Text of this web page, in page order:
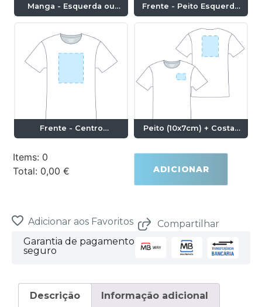
Manga - Esquerda ou
Direita (10x7cm)
Frente - Peito Esquerdo
(10x7cm)
Frente - Centro
(28x20cm)
Peito (10x7cm) + Costas
(28x20cm)
Items: 0
Total: 0,00 €
is
0,00 €
ADICIONAR
Adicionar aos Favoritos
Compartilhar
Garantia de pagamento
seguro
Descrição Informação adicional